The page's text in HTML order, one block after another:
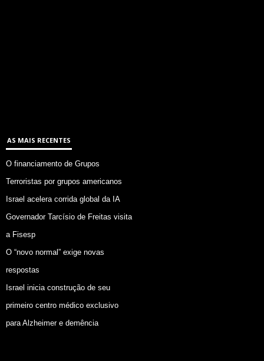
AS MAIS RECENTES
O financiamento de Grupos
Terroristas por grupos americanos
Israel acelera corrida global da IA
Governador Tarcísio de Freitas visita
a Fisesp
O “novo normal” exige novas
respostas
Israel inicia construção de seu
primeiro centro médico exclusivo
para Alzheimer e demência